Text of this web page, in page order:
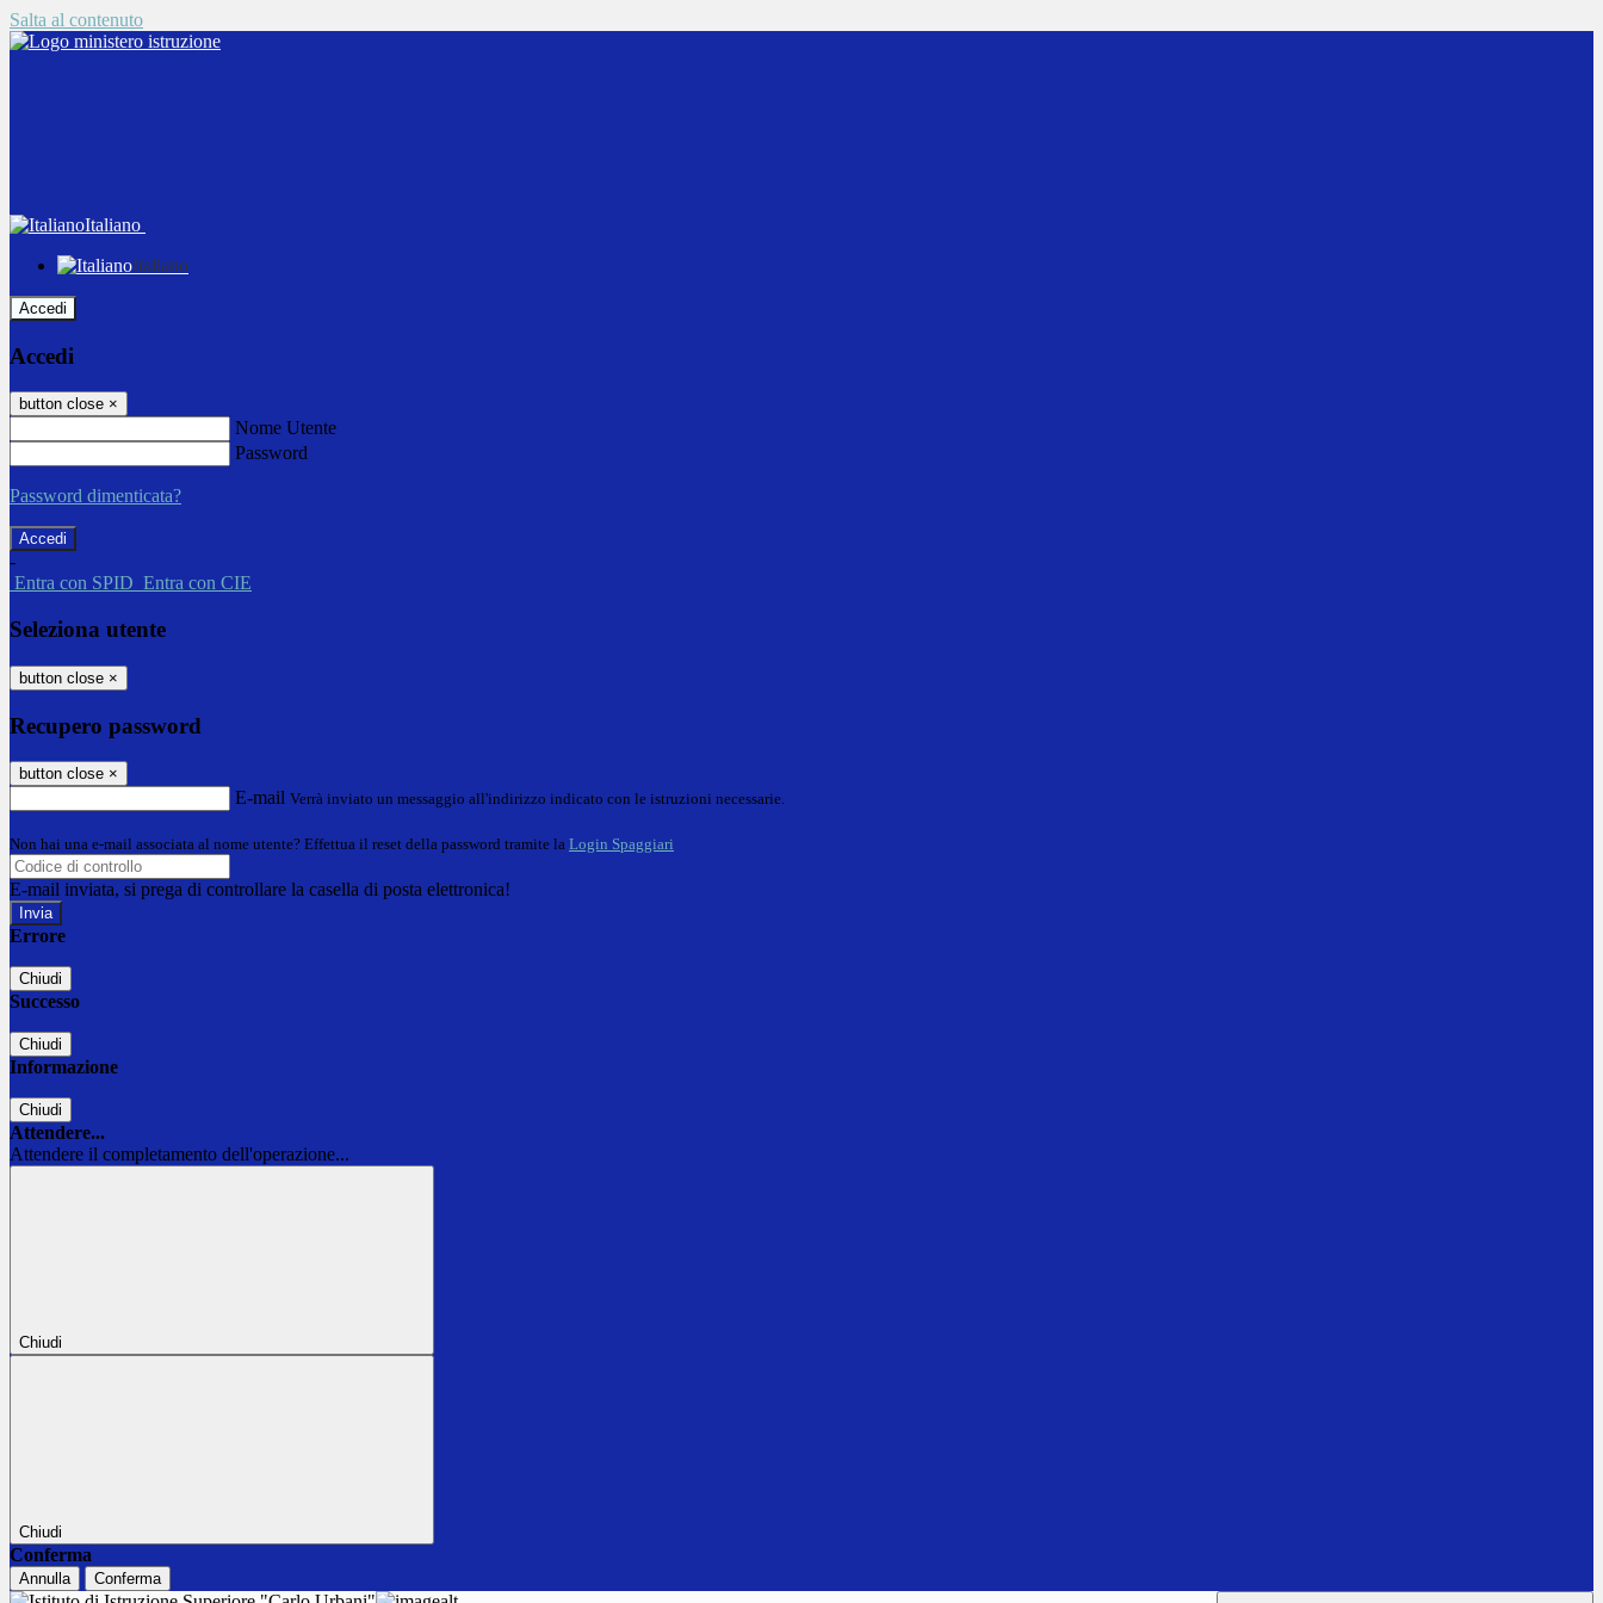
Salta al contenuto
Italiano
Italiano
Accedi
Accedi
button close ×
Nome Utente
Password
Password dimenticata?
-
Entra con SPID Entra con CIE
Seleziona utente
button close ×
Recupero password
button close ×
E-mail Verrà inviato un messaggio all'indirizzo indicato con le istruzioni necessarie.
Non hai una e-mail associata al nome utente? Effettua il reset della password tramite la Login Spaggiari
E-mail inviata, si prega di controllare la casella di posta elettronica!
Errore
Chiudi
Successo
Chiudi
Informazione
Chiudi
Attendere...
Attendere il completamento dell'operazione...
Chiudi
Chiudi
Conferma
Annulla Conferma